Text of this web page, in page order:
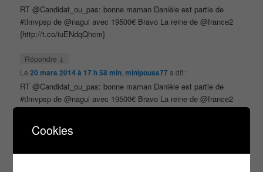
RT @Candidat_ou_pas: bonne maman Danièle est partie de
#tlmvpsp de @nagui avec 19500€ Bravo La reine de @france2
{http://t.co/iuENdqQhcm}
Répondre ↓
Le20 mars 2014 à 17 h 58 min ,minipouss77a dit :
RT @Candidat_ou_pas: bonne maman Danièle est partie de
#tlmvpsp de @nagui avec 19500€ Bravo La reine de @france2
{http://t.co/iuENdqQhcm}
Répondre↓
Cookies